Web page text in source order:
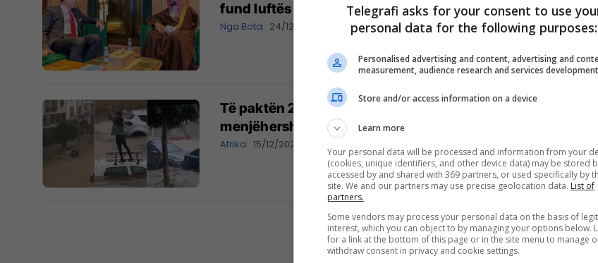
fund luftës në Sudan, thotë i dërguari amerikan
Nga Bota 24/12/2025
Të paktën 21 të vdekur pas përmbytjeve të
menjëhershme në Marok
Afrika 15/12/2025
Telegrafi asks for your consent to use
personal data for the following purposes:
Personalised advertising and content, advertising and
measurement, audience research and services development
Store and/or access information on a device
Learn more
Your personal data will be processed and information from your
(cookies, unique identifiers, and other device data) may be stored
accessed by and shared with 369 partners, or used specifically by
site. We and our partners may use precise geolocation data. List of
partners.
Some vendors may process your personal data on the basis of
interest, which you can object to by managing your options below.
for a link at the bottom of this page or in the site menu to manage
withdraw consent in privacy and cookie settings.